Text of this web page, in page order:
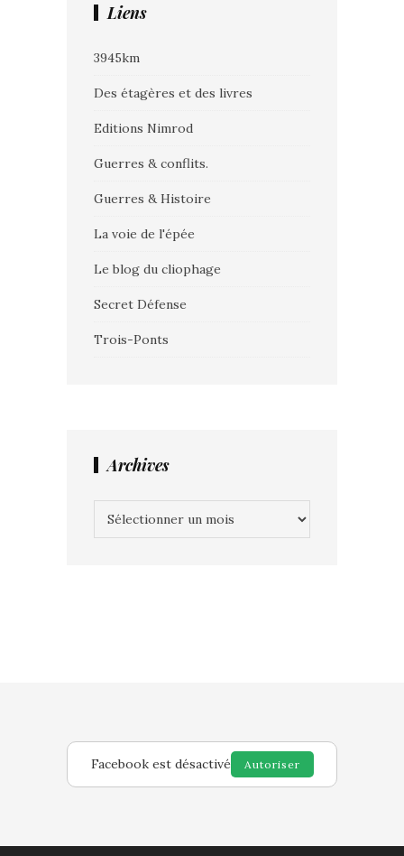
Liens
3945km
Des étagères et des livres
Editions Nimrod
Guerres & conflits.
Guerres & Histoire
La voie de l'épée
Le blog du cliophage
Secret Défense
Trois-Ponts
Archives
Facebook est désactivé Autoriser